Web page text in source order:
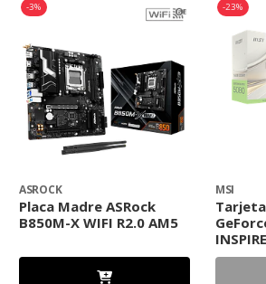
-3%
ASROCK
Placa Madre ASRock
B850M-X WIFI R2.0 AM5
-23%
MSI